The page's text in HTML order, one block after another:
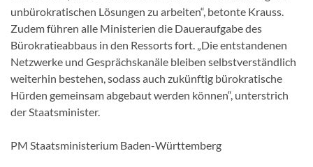
unbürokratischen Lösungen zu arbeiten“, betonte Krauss.
Zudem führen alle Ministerien die Daueraufgabe des
Bürokratieabbaus in den Ressorts fort. „Die entstandenen
Netzwerke und Gesprächskanäle bleiben selbstverständlich
weiterhin bestehen, sodass auch zukünftig bürokratische
Hürden gemeinsam abgebaut werden können“, unterstrich
der Staatsminister.
PM Staatsministerium Baden-Württemberg